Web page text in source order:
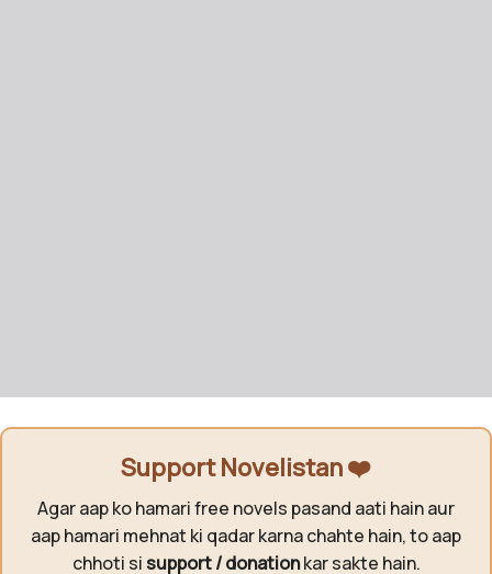
Support Novelistan ❤️
Agar aap ko hamari free novels pasand aati hain aur
aap hamari mehnat ki qadar karna chahte hain, to aap
chhoti si support / donationkar sakte hain.